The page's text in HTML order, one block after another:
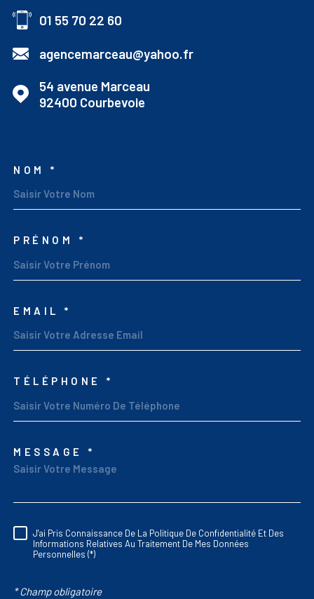
01 55 70 22 60
agencemarceau@yahoo.fr
54 avenue Marceau
92400
Courbevoie
NOM *
PRÉNOM *
EMAIL *
TÉLÉPHONE *
MESSAGE *
RÈGLEMENTATION
J'ai Pris Connaissance De La Politique De Confidentialité Et Des
Informations Relatives Au Traitement De Mes Données
Personnelles (*)
* Champ obligatoire